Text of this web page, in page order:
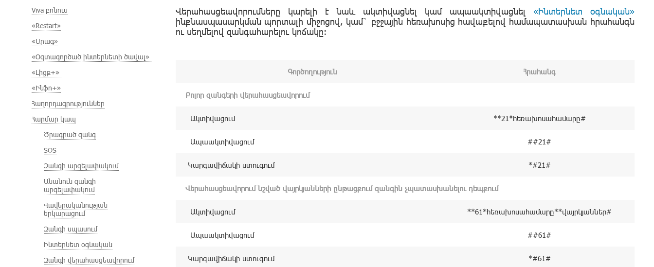
Viva բոնուս
«Restart»
«Արագ»
«Օգտագործած ինտերնետի ծավալ»
«Լիցք+»
«Ինֆո+»
Հաղորդագրություններ
Հարմար կապ
Ծրագրած զանգ
SOS
Զանգի արգելափակում
Անանուն զանգի
արգելափակում
Վավերականության
երկարացում
Զանգի սպասում
Ինտերնետ օգնական
Զանգի վերահասցեավորում
Վերահասցեավորումները կարելի է նաև ակտիվացնել կամ ապաակտիվացնել «Ինտերնետ օգնական»
ինքնասպասարկման պորտալի միջոցով, կամ` բջջային հեռախոսից հավաքելով համապատասխան հրահանգն
ու սեղմելով զանգահարելու կոճակը:
Գործողություն Հրահանգ
Բոլոր զանգերի վերահասցեավորում
Ակտիվացում **21*հեռախոսահամարը#
Ապաակտիվացում ##21#
Կարգավիճակի ստուգում *#21#
Վերահասցեավորում նշված վայրկյանների ընթացքում զանգին չպատասխանելու դեպքում
Ակտիվացում **61*հեռախոսահամարը**վայրկյաններ#
Ապաակտիվացում ##61#
Կարգավիճակի ստուգում *#61#